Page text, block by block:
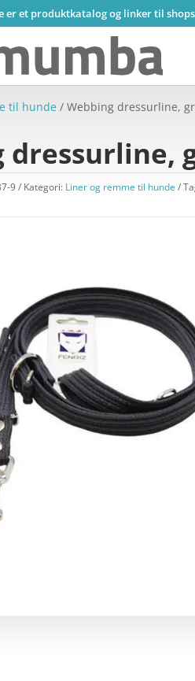
er et produktkatalog og linker til
til hunde / Webbing dressurline,
dressurline,
9 Kategori: Liner og remme til hunde